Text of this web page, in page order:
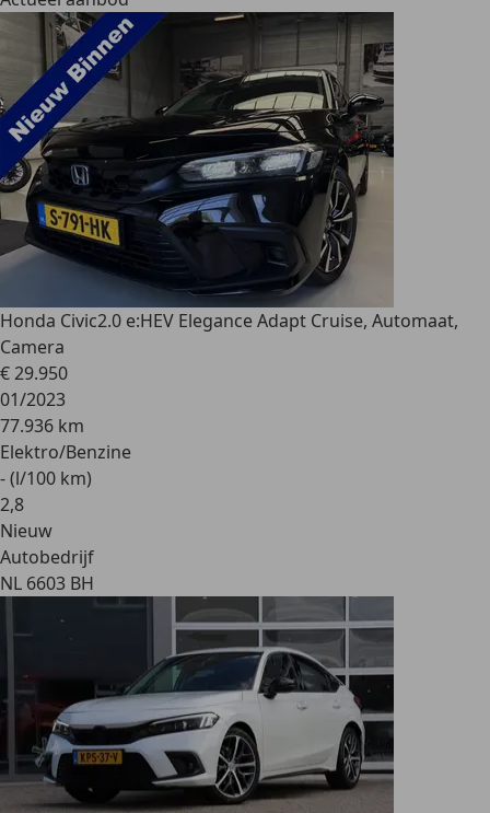
Honda Civic2.0 e:HEV Elegance Adapt Cruise, Automaat,
Camera
€ 29.950
01/2023
77.936 km
Elektro/Benzine
- (l/100 km)
2,8
Nieuw
Autobedrijf
NL 6603 BH